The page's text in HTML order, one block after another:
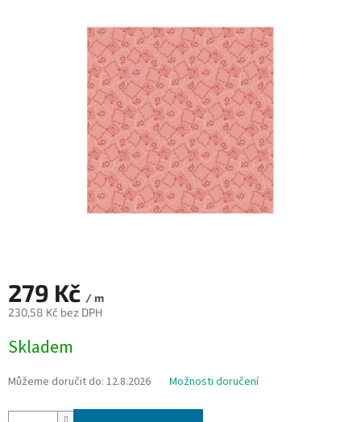
279 Kč / m
230,58 Kč bez DPH
cena:
Skladem
Můžeme doručit do: 12.8.2026 Možnosti doručení